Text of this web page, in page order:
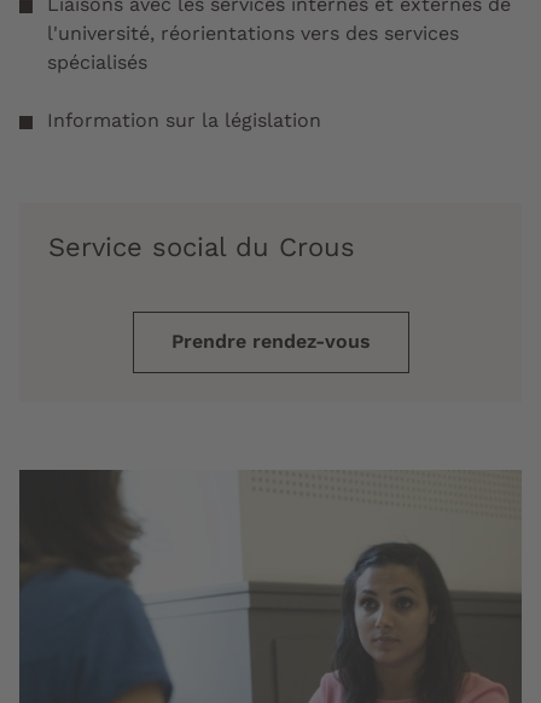
Liaisons avec les services internes et externes de
l'université, réorientations vers des services
spécialisés
Information sur la législation
Service social du Crous
Prendre rendez-vous